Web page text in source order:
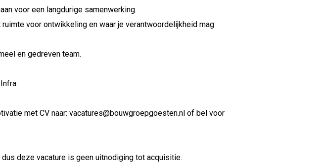
voor een langdurige samenwerking.
voor ontwikkeling en waar je verantwoordelijkheid mag
en gedreven team.
met CV naar: vacatures@bouwgroepgoesten.nl of bel voor
deze vacature is geen uitnodiging tot acquisitie.